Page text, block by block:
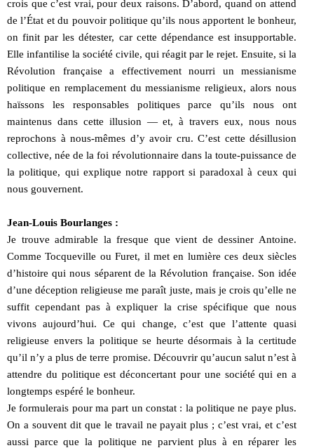
crois que c’est vrai, pour deux raisons. D’abord, quand on attend
de l’État et du pouvoir politique qu’ils nous apportent le bonheur,
on finit par les détester, car cette dépendance est insupportable.
Elle infantilise la société civile, qui réagit par le rejet. Ensuite, si la
Révolution française a effectivement nourri un messianisme
politique en remplacement du messianisme religieux, alors nous
haïssons les responsables politiques parce qu’ils nous ont
maintenus dans cette illusion — et, à travers eux, nous nous
reprochons à nous-mêmes d’y avoir cru. C’est cette désillusion
collective, née de la foi révolutionnaire dans la toute-puissance de
la politique, qui explique notre rapport si paradoxal à ceux qui
nous gouvernent.
Jean-Louis Bourlanges :
Je trouve admirable la fresque que vient de dessiner Antoine.
Comme Tocqueville ou Furet, il met en lumière ces deux siècles
d’histoire qui nous séparent de la Révolution française. Son idée
d’une déception religieuse me paraît juste, mais je crois qu’elle ne
suffit cependant pas à expliquer la crise spécifique que nous
vivons aujourd’hui. Ce qui change, c’est que l’attente quasi
religieuse envers la politique se heurte désormais à la certitude
qu’il n’y a plus de terre promise. Découvrir qu’aucun salut n’est à
attendre du politique est déconcertant pour une société qui en a
longtemps espéré le bonheur.
Je formulerais pour ma part un constat : la politique ne paye plus.
On a souvent dit que le travail ne payait plus ; c’est vrai, et c’est
aussi parce que la politique ne parvient plus à en réparer les